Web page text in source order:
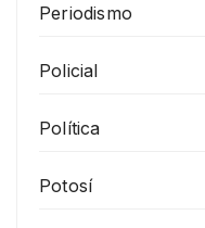
Periodismo
Policial
Política
Potosí